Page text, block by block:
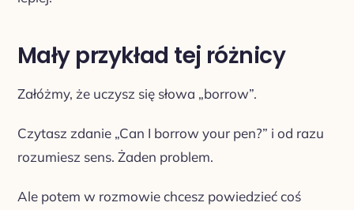
Mały przykład tej różnicy
Załóżmy, że uczysz się słowa „borrow”.
Czytasz zdanie „Can I borrow your pen?” i od razu
rozumiesz sens. Żaden problem.
Ale potem w rozmowie chcesz powiedzieć coś